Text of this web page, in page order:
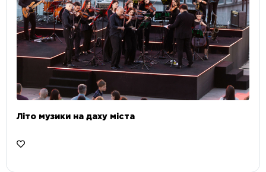
Літо музики на даху міста